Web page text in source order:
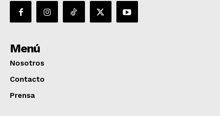
Menú
Nosotros
Contacto
Prensa